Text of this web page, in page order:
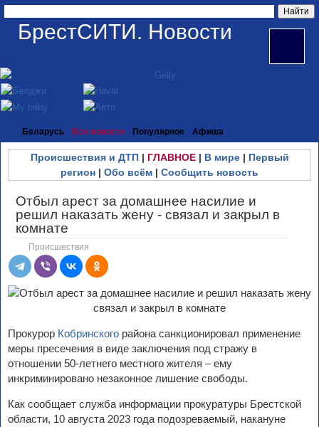
БрестСИТИ. Новости
Беларусь Все новости Популярное Афиша
Происшествия и ДТП| ГЛАВНОЕ| В мире| Первый
регион | Обо всём | Сообщить новость
Отбыл арест за домашнее насилие и
решил наказать жену - связал и закрыл в
комнате
Происшествия
Прокурор Кобринского района санкционировал применение
меры пресечения в виде заключения под стражу в
отношении 50-летнего местного жителя – ему
инкриминировано незаконное лишение свободы.
Как сообщает служба информации прокуратуры Брестской
области, 10 августа 2023 года подозреваемый, накануне